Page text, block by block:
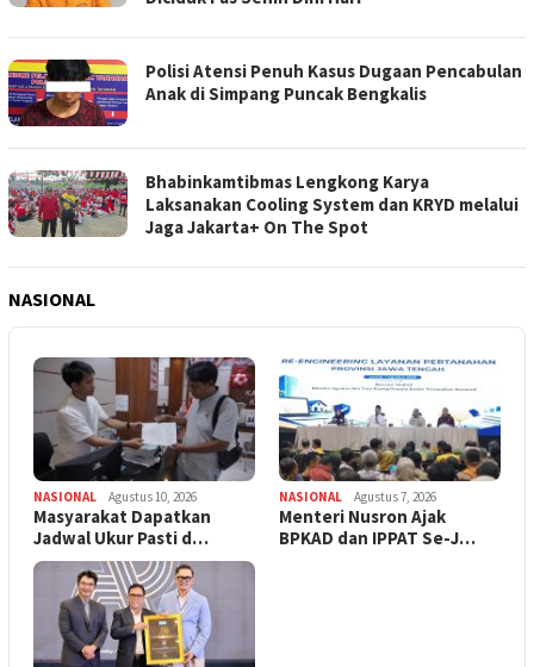
Polisi Atensi Penuh Kasus Dugaan Pencabulan
Anak di Simpang Puncak Bengkalis
Bhabinkamtibmas Lengkong Karya
Laksanakan Cooling System dan KRYD melalui
Jaga Jakarta+ On The Spot
NASIONAL
NASIONAL Agustus 10, 2026
‎Masyarakat Dapatkan
Jadwal Ukur Pasti d…
NASIONAL Agustus 7, 2026
Menteri Nusron Ajak
BPKAD dan IPPAT Se-J…